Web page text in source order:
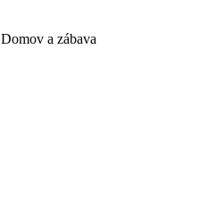
Domov a zábava